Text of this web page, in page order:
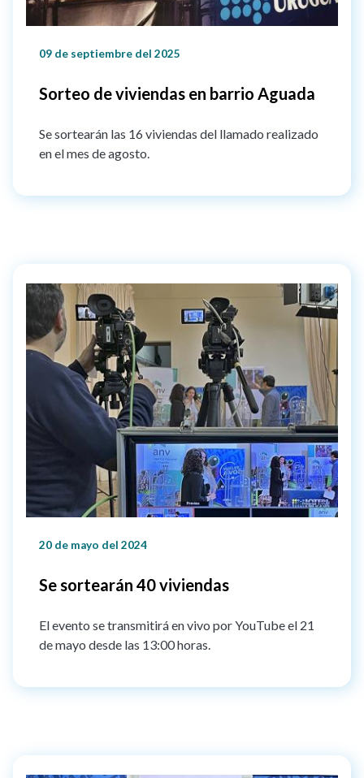
09 de septiembre del 2025
Sorteo de viviendas en barrio Aguada
Se sortearán las 16 viviendas del llamado realizado
en el mes de agosto.
20 de mayo del 2024
Se sortearán 40 viviendas
El evento se transmitirá en vivo por YouTube el 21
de mayo desde las 13:00 horas.